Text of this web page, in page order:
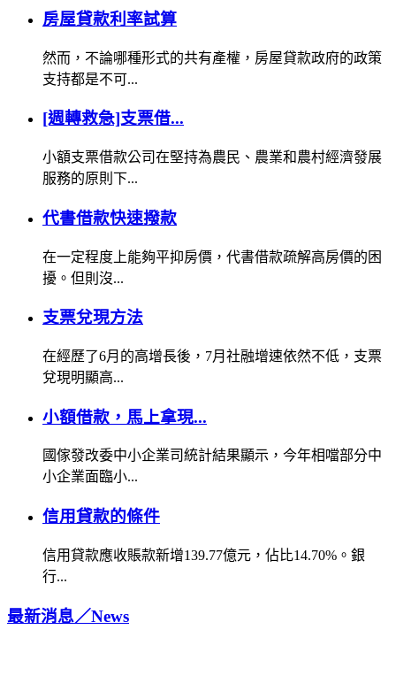
房屋貸款利率試算
然而，不論哪種形式的共有產權，房屋貸款政府的政策
支持都是不可...
[週轉救急]支票借...
小額支票借款公司在堅持為農民、農業和農村經濟發展
服務的原則下...
代書借款快速撥款
​在一定程度上能夠平抑房價，代書借款疏解高房價的困
擾。但則沒...
支票兌現方法
在經歷了6月的高增長後，7月社融增速依然不低，支票
兌現明顯高...
小額借款，馬上拿現...
國傢發改委中小企業司統計結果顯示，今年相噹部分中
小企業面臨小...
信用貸款的條件
信用貸款應收賬款新增139.77億元，佔比14.70%。銀
行...
最新消息／News